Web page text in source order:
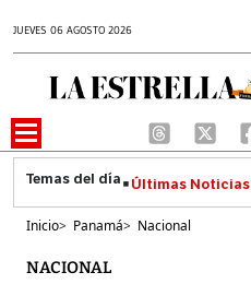
JUEVES 06 AGOSTO 2026
Últimas Noticias
Inicio> Panamá> Nacional
NACIONAL